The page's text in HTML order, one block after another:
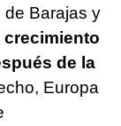
de Barajas y
crecimiento
de la
Europa